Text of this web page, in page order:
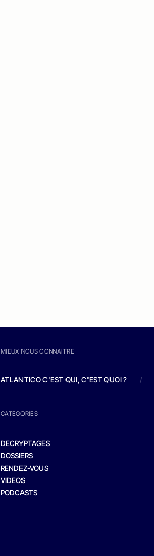
MIEUX NOUS CONNAITRE
ATLANTICO C'EST QUI, C'EST QUOI ? /
CATEGORIES
DECRYPTAGES
DOSSIERS
RENDEZ-VOUS
VIDEOS
PODCASTS